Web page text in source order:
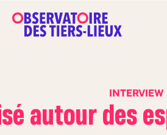
INTERVIEW
autour des